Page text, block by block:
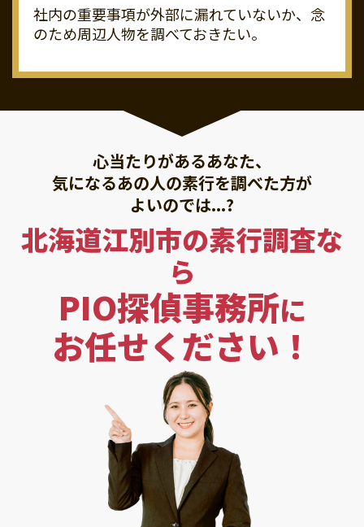
社内の重要事項が外部に漏れていないか、念
のため周辺人物を調べておきたい。
心当たりがあるあなた、
気になるあの人の素行を調べた方が
よいのでは...?
北海道江別市の素行調査な
ら
PIO探偵事務所に
お任せください！